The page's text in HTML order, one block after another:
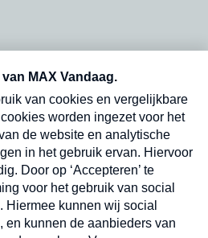
en dinsdagochtend in
Verzend